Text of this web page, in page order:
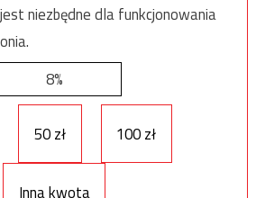
niezbędne dla funkcjonowania
8%
50 zł 100 zł
Inna kwota